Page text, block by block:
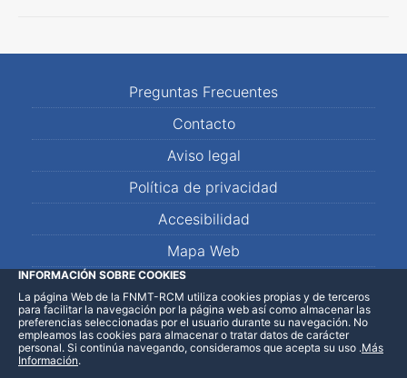
Preguntas Frecuentes
Contacto
Aviso legal
Política de privacidad
Accesibilidad
Mapa Web
LinkedInFacebookWhatsApp
INFORMACIÓN SOBRE COOKIES
La página Web de la FNMT-RCM utiliza cookies propias y de terceros
para facilitar la navegación por la página web así como almacenar las
preferencias seleccionadas por el usuario durante su navegación. No
empleamos las cookies para almacenar o tratar datos de carácter
personal. Si continúa navegando, consideramos que acepta su uso .Más
Información.